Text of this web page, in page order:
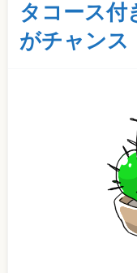
タコース付
がチャンス